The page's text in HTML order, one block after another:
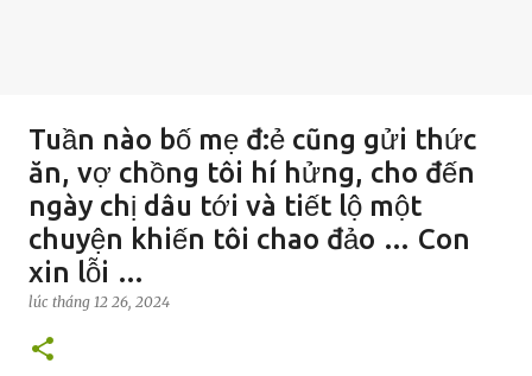
Tuần nào bố mẹ đ:ẻ cũng gửi thức
ăn, vợ chồng tôi hí hửng, cho đến
ngày chị dâu tới và tiết lộ một
chuyện khiến tôi chao đảo … Con
xin lỗi …
lúc tháng 12 26, 2024